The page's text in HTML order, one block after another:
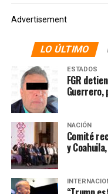
También en
Advertisement
LO ÚLTIMO
ESTADOS
FGR
Guerrero,
NACIÓN
Comité
y